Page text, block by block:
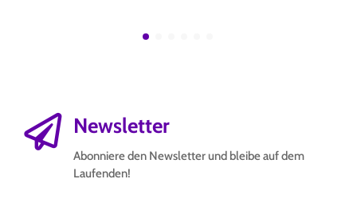
 Newsletter
Abonniere den Newsletter und bleibe auf dem
Laufenden!